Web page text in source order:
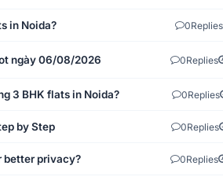
in Noida? 0Replies
ngày 06/08/2026 0Replies
3 BHK flats in Noida? 0Replies
by Step 0Replies
better privacy? 0Replies